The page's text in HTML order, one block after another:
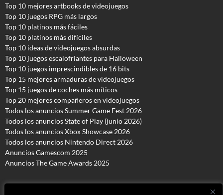
Top 10 mejores artbooks de videojuegos
Top 10 juegos RPG más largos
Top 10 platinos más fáciles
Top 10 platinos más difíciles
Top 10 ideas de videojuegos absurdas
Top 10 juegos escalofriantes para Halloween
Top 10 juegos imprescindibles de 16 bits
Top 15 mejores armaduras de videojuegos
Top 15 juegos de coches más míticos
Top 20 mejores compañeros en videojuegos
Todos los anuncios Summer Game Fest 2026
Todos los anuncios State of Play (junio 2026)
Todos los anuncios Xbox Showcase 2026
Todos los anuncios Nintendo Direct 2026
Anuncios Gamescom 2025
Anuncios The Game Awards 2025